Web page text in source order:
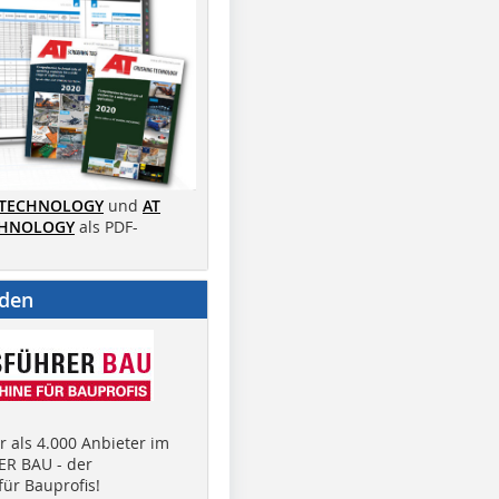
und AT
als PDF-
als 4.000 Anbieter im
BAU - der
Bauprofis!